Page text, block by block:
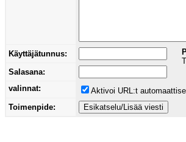
Käyttäjätunnus:
Salasana:
valinnat:
Aktivoi URL:t
Toimenpide: